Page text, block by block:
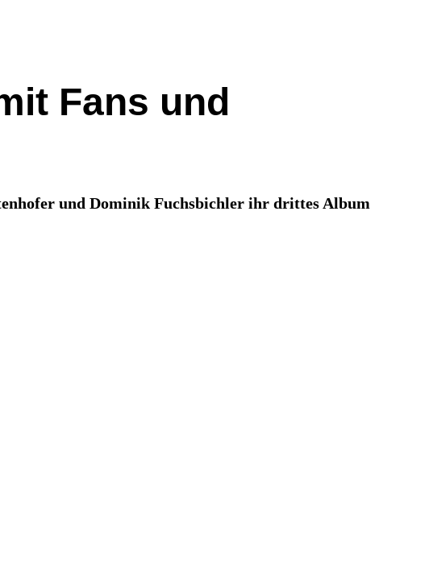
Fans und
und Dominik Fuchsbichler ihr drittes Album